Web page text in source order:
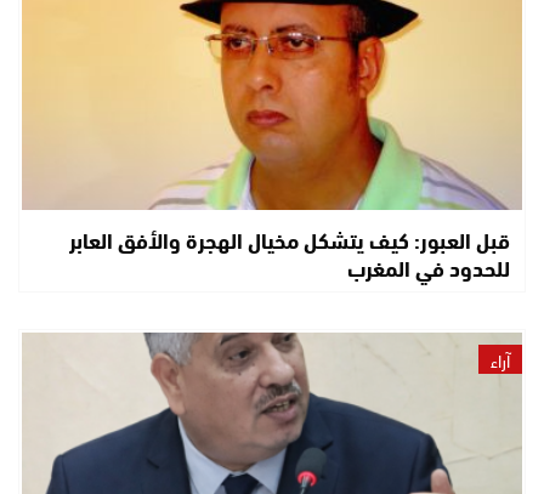
قبل العبور: كيف يتشكل مخيال الهجرة والأفق العابر
للحدود في المغرب
آراء